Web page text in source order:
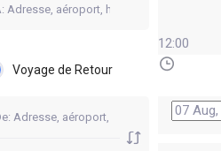
12:00
Voyage de Retour